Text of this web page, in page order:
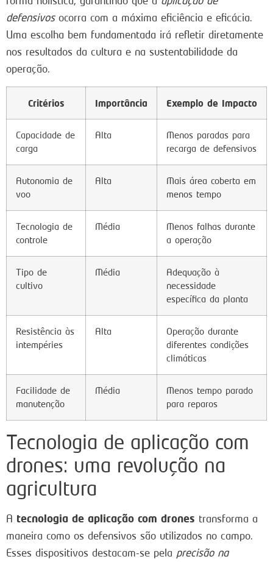
defensivosocorra com a máxima eficiência e eficácia.
Uma escolha bem fundamentada irá refletir diretamente
nos resultados da cultura e na sustentabilidade da
operação.
Critérios Importância Exemplo de Impacto
Capacidade de
carga
Alta
Menos paradas para
recarga de defensivos
Autonomia de
voo
Alta
Mais área coberta em
menos tempo
Tecnologia de
controle
Média
Menos falhas durante
a operação
Tipo de
cultivo
Média
Adequação à
necessidade
específica da planta
Resistência às
intempéries
Alta
Operação durante
diferentes condições
climáticas
Facilidade de
manutenção
Média
Menos tempo parado
para reparos
Tecnologia de aplicação com
drones: uma revolução na
agricultura
A tecnologia de aplicação com drones transforma a
maneira como os defensivos são utilizados no campo.
Esses dispositivos destacam-se pela precisão na